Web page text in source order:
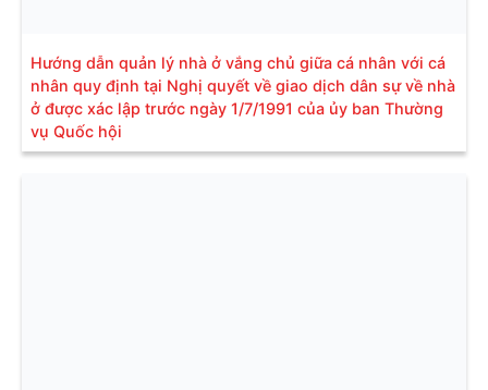
Hướng dẫn quản lý nhà ở vắng chủ giữa cá nhân với cá
nhân quy định tại Nghị quyết về giao dịch dân sự về nhà
ở được xác lập trước ngày 1/7/1991 của ủy ban Thường
vụ Quốc hội